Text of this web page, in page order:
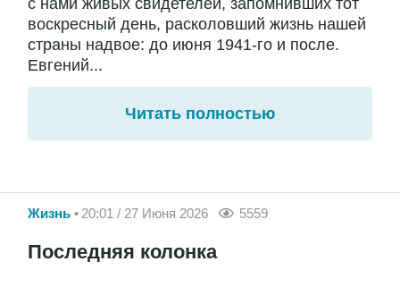
с нами живых свидетелей, запомнивших тот
воскресный день, расколовший жизнь нашей
страны надвое: до июня 1941-го и после.
Евгений...
Читать полностью
Жизнь 20:01 / 27 Июня 2026 5559
Последняя колонка